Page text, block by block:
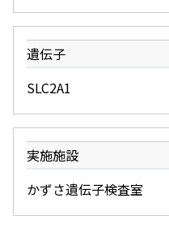
遺伝子
SLC2A1
実施施設
かずさ遺伝子検査室